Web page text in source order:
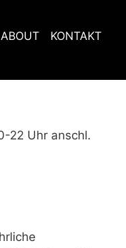
ABOUT KONTAKT
22 Uhr anschl.